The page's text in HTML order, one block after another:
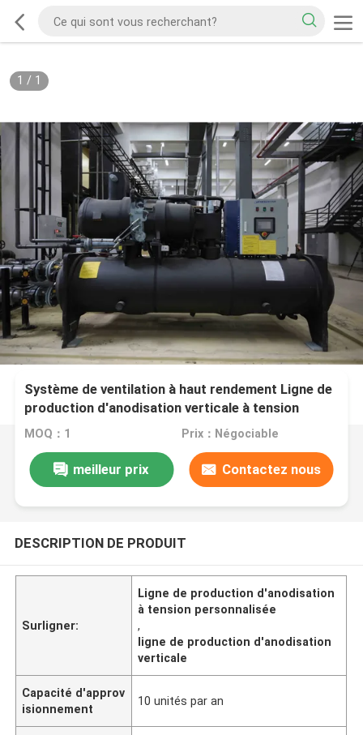
1 / 1
Système de ventilation à haut rendement Ligne de
production d'anodisation verticale à tension
personnalisée
MOQ：1 Prix：Négociable
meilleur prix Contactez nous
DESCRIPTION DE PRODUIT
Surligner:
Ligne de production d'anodisation
à tension personnalisée
,
ligne de production d'anodisation
verticale
Capacité d'approv
isionnement
10 unités par an